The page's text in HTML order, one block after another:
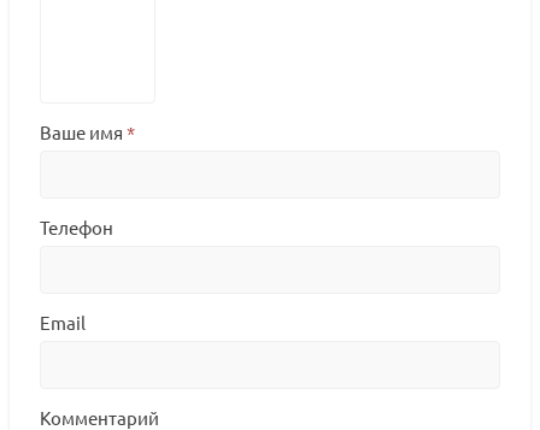
Ваше имя *
Телефон
Email
Комментарий